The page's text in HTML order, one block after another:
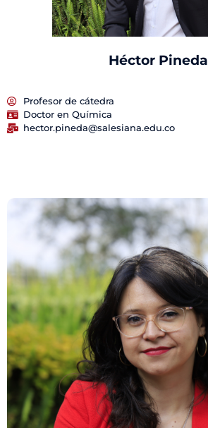
Héctor Pineda
Profesor de cátedra
Doctor en Química
hector.pineda@salesiana.edu.co